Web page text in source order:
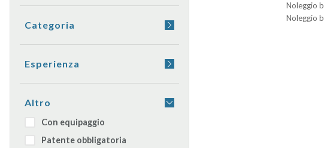
Categoria
Gommone
Moto d'acqua
Caicco
Barca giornaliera
Esperienza
Dormire in barca
Transfer
Altro
Con equipaggio
Patente obbligatoria
Noleggio
Noleggio